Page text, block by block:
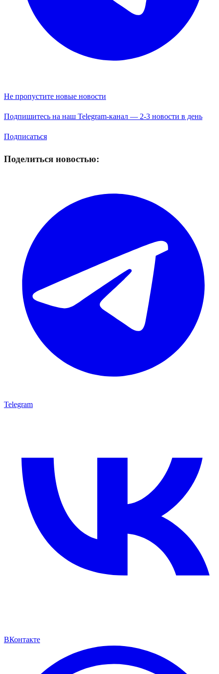
Не пропустите новые новости
Подпишитесь на наш Telegram-канал — 2-3 новости в день
Подписаться
Поделиться новостью:
Telegram
ВКонтакте